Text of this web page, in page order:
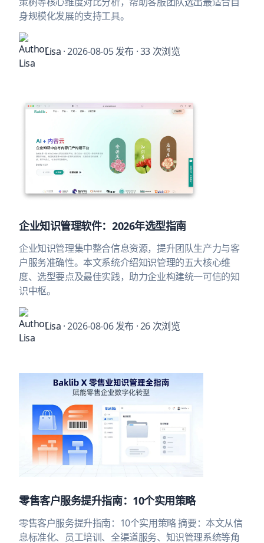
身规模化发展的支持工具。
Lisa · 2026-08-05 发布 · 33 次浏览
企业知识管理软件：2026年选型指南
企业知识管理集中整合信息资源，提升团队生产力与客
户服务准确性。本文系统介绍知识管理的五大核心维
度、选型要点及最佳实践，助力企业构建统一可信的知
识中枢。
Lisa · 2026-08-06 发布 · 26 次浏览
零售客户服务提升指南：10个实用策略
零售客户服务提升指南：10个实用策略 摘要：本文从信
息标准化、员工培训、全渠道服务、知识管理系统等角